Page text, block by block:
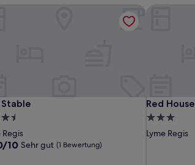
Regis
10 Sehr gut (1 Bewertung)
Red House
Red House
3.0-
Sterne-
Lyme Regis